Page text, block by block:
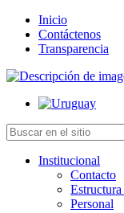
Inicio
Contáctenos
Transparencia
Institucional
Contacto
Personal